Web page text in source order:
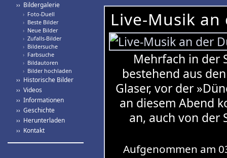
›› Bildergalerie
› Foto-Duell
› Beste Bilder
› Neue Bilder
› Zufalls-Bilder
› Bildersuche
› Farbsuche
› Bildautoren
› Bilder hochladen
›› Historische Bilder
›› Videos
›› Informationen
›› Geschichte
›› Herunterladen
›› Kontakt
Live-Musik
Mehrfach in der
bestehend aus
Glaser, vor der
an diesem Abend
an, auch von der
Aufgenommen am